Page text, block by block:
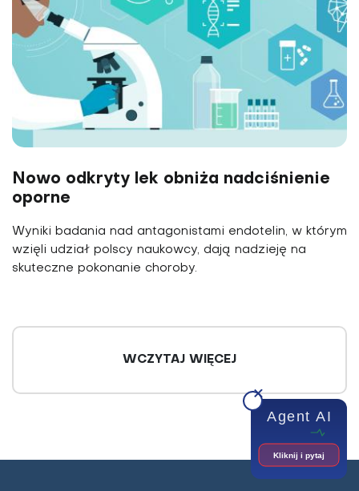
Nowo odkryty lek obniża nadciśnienie
oporne
Wyniki badania nad antagonistami endotelin, w którym
wzięli udział polscy naukowcy, dają nadzieję na
skuteczne pokonanie choroby.
WCZYTAJ WIĘCEJ
Agent AI
Kliknij i pytaj